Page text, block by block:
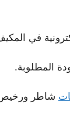
في
المطلوبة.
شاطر